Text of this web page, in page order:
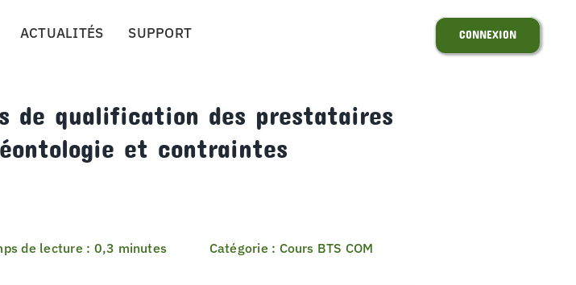
ACTUALITÉS SUPPORT CONNEXION
de qualification des prestataires
et contraintes
de lecture : 0,3 minutes Catégorie : Cours BTS COM